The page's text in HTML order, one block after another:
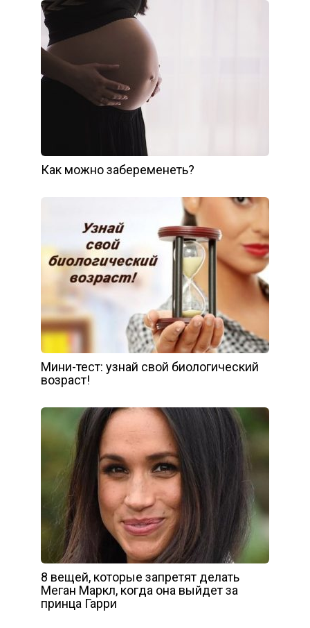
Как можно забеременеть?
Мини-тест: узнай свой биологический
возраст!
8 вещей, которые запретят делать
Меган Маркл, когда она выйдет за
принца Гарри